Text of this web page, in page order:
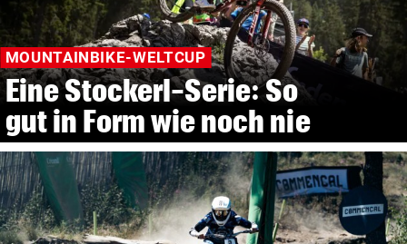
MOUNTAINBIKE-WELTCUP
Eine Stockerl-Serie: So
gut in Form wie noch nie